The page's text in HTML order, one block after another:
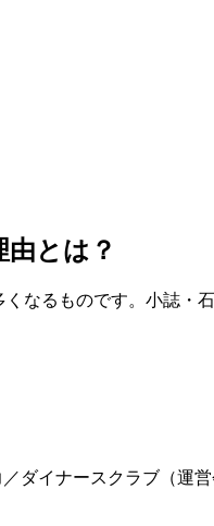
とは？
なるものです。小誌
イナースクラブ（運営